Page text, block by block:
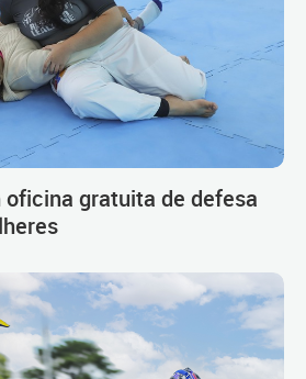
gratuita de defesa